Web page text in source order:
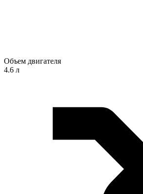
Объем двигателя
4.6 л